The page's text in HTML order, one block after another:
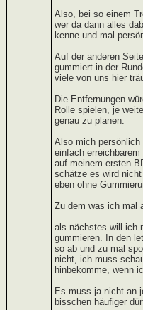
Also, bei so einem
wer da dann alles
kenne und mal
Auf der anderen
gummiert in der
viele von uns hier
Die Entfernungen
Rolle spielen, je
genau zu planen.
Also mich persönlich
einfach
auf meinem ersten
schätze es wird
eben ohne
Zu dem was ich mal
als nächstes will ich
gummieren. In den
so ab und zu mal
nicht, ich muss
hinbekomme, wenn
Es muss ja nicht an
bisschen häufiger